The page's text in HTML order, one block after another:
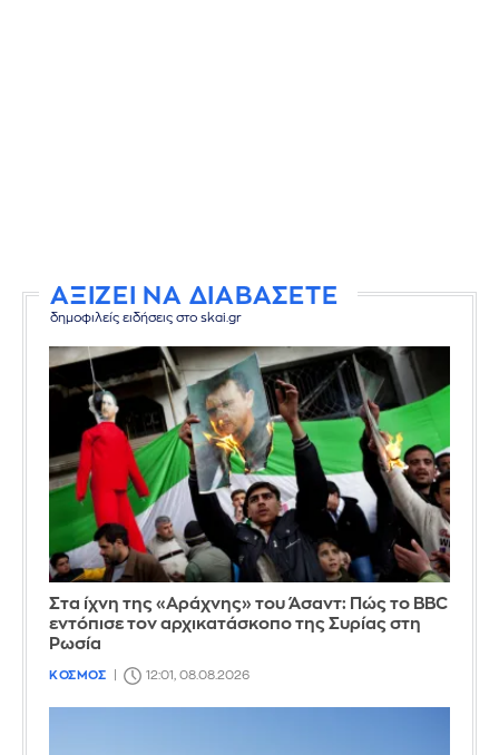
ΑΞΙΖΕΙ ΝΑ ΔΙΑΒΑΣΕΤΕ
δημοφιλείς ειδήσεις στο skai.gr
Στα ίχνη της «Αράχνης» του Άσαντ: Πώς το BBC
εντόπισε τον αρχικατάσκοπο της Συρίας στη
Ρωσία
ΚΟΣΜΟΣ 12:01, 08.08.2026